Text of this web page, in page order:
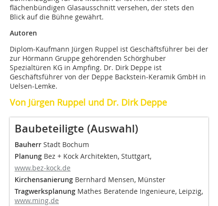
flächenbündigen Glasausschnitt versehen, der stets den
Blick auf die Bühne gewährt.
Autoren
Diplom-Kaufmann Jürgen Ruppel ist Geschäftsführer bei der
zur Hörmann Gruppe gehörenden Schörghuber
Spezialtüren KG in Ampfing. Dr. Dirk Deppe ist
Geschäftsführer von der Deppe Backstein-Keramik GmbH in
Uelsen-Lemke.
Von Jürgen Ruppel und Dr. Dirk Deppe
Baubeteiligte (Auswahl)
Bauherr Stadt Bochum
Planung Bez + Kock Architekten, Stuttgart,
www.bez-kock.de
Kirchensanierung Bernhard Mensen, Münster
Tragwerksplanung Mathes Beratende Ingenieure, Leipzig,
www.ming.de